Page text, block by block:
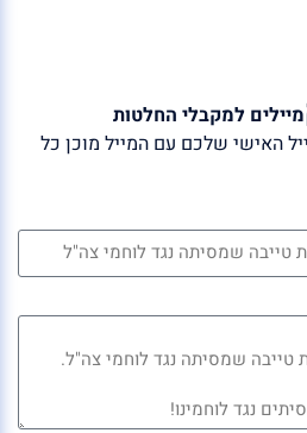
למקבלי החלטות
האישי שלכם עם המייל מוכן כל